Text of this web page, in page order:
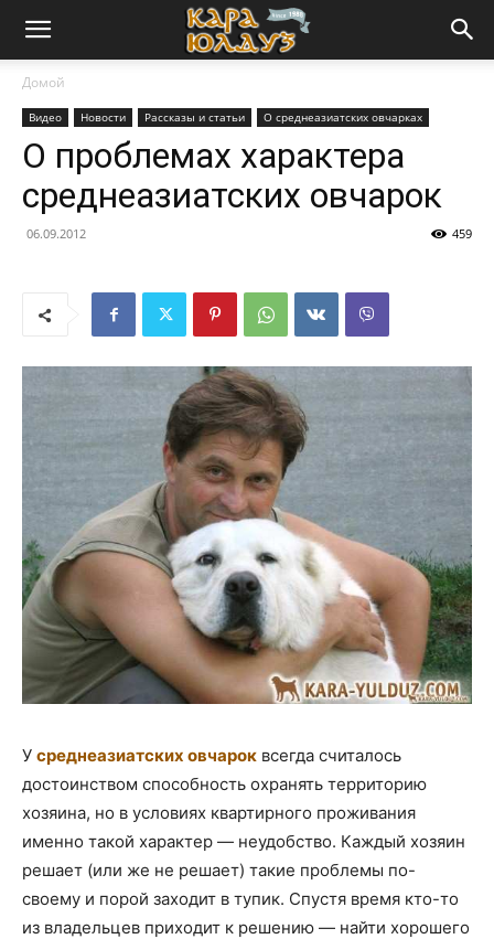
Домой
Видео Новости Рассказы и статьи О среднеазиатских овчарках
О проблемах характера
среднеазиатских овчарок
06.09.2012 459
У среднеазиатских овчарок всегда считалось
достоинством способность охранять территорию
хозяина, но в условиях квартирного проживания
именно такой характер — неудобство. Каждый хозяин
решает (или же не решает) такие проблемы по-
своему и порой заходит в тупик. Спустя время кто-то
из владельцев приходит к решению — найти хорошего